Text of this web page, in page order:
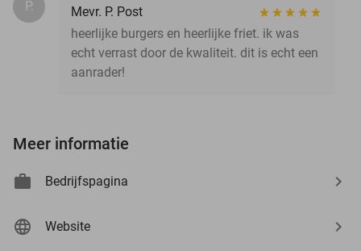
P.
Mevr. P. Post
heerlijke burgers en heerlijke friet. ik was
echt verrast door de kwaliteit. dit is echt een
aanrader!
Meer informatie
Bedrijfspagina
Website